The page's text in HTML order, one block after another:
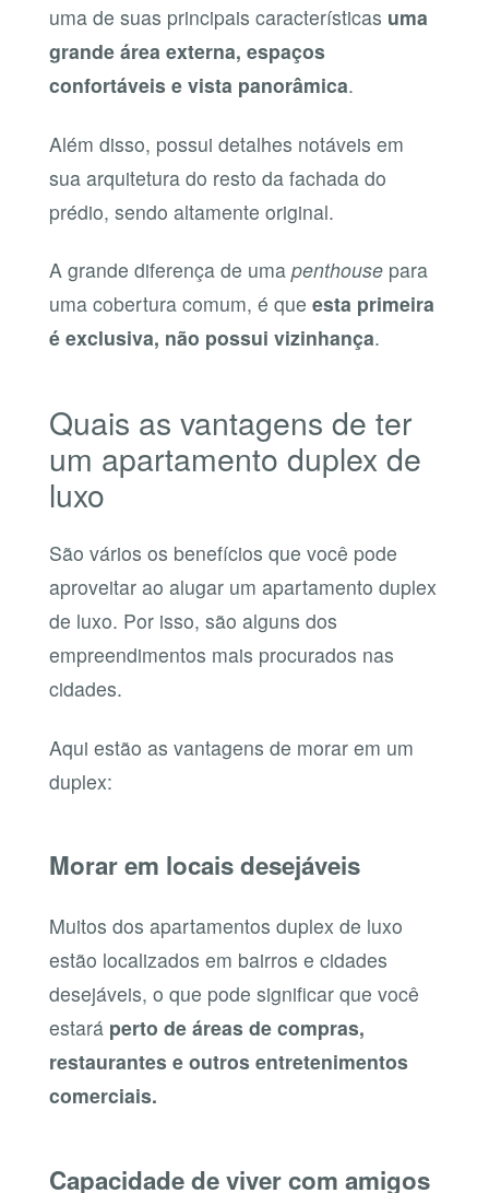
uma de suas principais características uma
grande área externa, espaços
confortáveis e vista panorâmica.
Além disso, possui detalhes notáveis em
sua arquitetura do resto da fachada do
prédio, sendo altamente original.
A grande diferença de uma penthouse para
uma cobertura comum, é que esta primeira
é exclusiva, não possui vizinhança.
Quais as vantagens de ter
um apartamento duplex de
luxo
São vários os benefícios que você pode
aproveitar ao alugar um apartamento duplex
de luxo. Por isso, são alguns dos
empreendimentos mais procurados nas
cidades.
Aqui estão as vantagens de morar em um
duplex:
Morar em locais desejáveis
Muitos dos apartamentos duplex de luxo
estão localizados em bairros e cidades
desejáveis, o que pode significar que você
estará perto de áreas de compras,
restaurantes e outros entretenimentos
comerciais.
Capacidade de viver com amigos